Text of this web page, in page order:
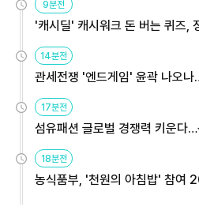
9분전
'캐시딜' 캐시워크 돈 버는 퀴즈,
14분전
관세전쟁 '엔드게임' 윤곽 나오
용해야
17분전
섬유패션 글로벌 경쟁력 키운다
원
18분전
농식품부, '천원의 아침밥' 참여